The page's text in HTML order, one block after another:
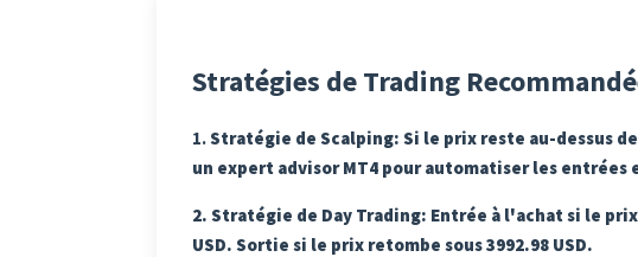
Stratégies de Trading
1.Stratégie de Scalping: Si le prix reste au-dessus
un expert advisor MT4 pour automatiser les entrées
2. Stratégie de Day Trading: Entrée à l'achat si le
USD. Sortie si le prix retombe sous 3992.98 USD.